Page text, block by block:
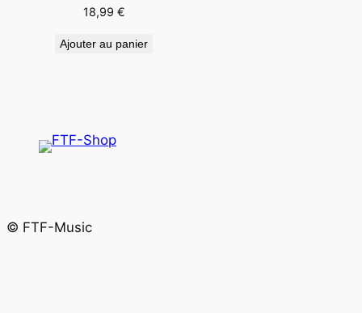
18,99 €
Ajouter au panier
© FTF-Music